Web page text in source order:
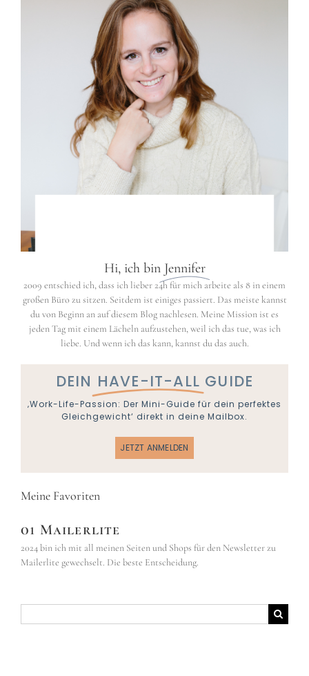
Hi, ich bin Jennifer
2009 entschied ich, dass ich lieber 24h für mich arbeite als 8 in einem
großen Büro zu sitzen. Seitdem ist einiges passiert. Das meiste kannst
du von Beginn an auf diesem Blog nachlesen. Meine Mission ist es
jeden Tag mit einem Lächeln aufzustehen, weil ich das tue, was ich
liebe. Und wenn ich das kann, kannst du das auch.
DEIN HAVE-IT-ALL GUIDE
‚Work-Life-Passion: Der Mini-Guide für dein perfektes
Gleichgewicht‘ direkt in deine Mailbox.
JETZT ANMELDEN
Meine Favoriten
01 Mailerlite
2024 bin ich mit all meinen Seiten und Shops für den Newsletter zu
Mailerlite gewechselt. Die beste Entscheidung.
nach: